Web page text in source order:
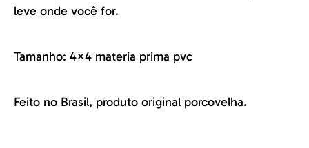
leve onde você for.
Tamanho: 4×4 materia prima pvc
Feito no Brasil, produto original porcovelha.